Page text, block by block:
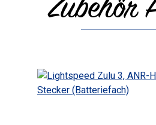
Zubehör